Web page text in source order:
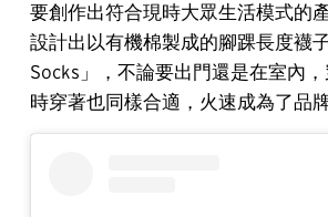
要創作出符合現時大眾生活模式的
設計出以有機棉製成的腳踝長度襪
Socks」，不論要出門還是在室內
時穿著也同樣合適，火速成為了品